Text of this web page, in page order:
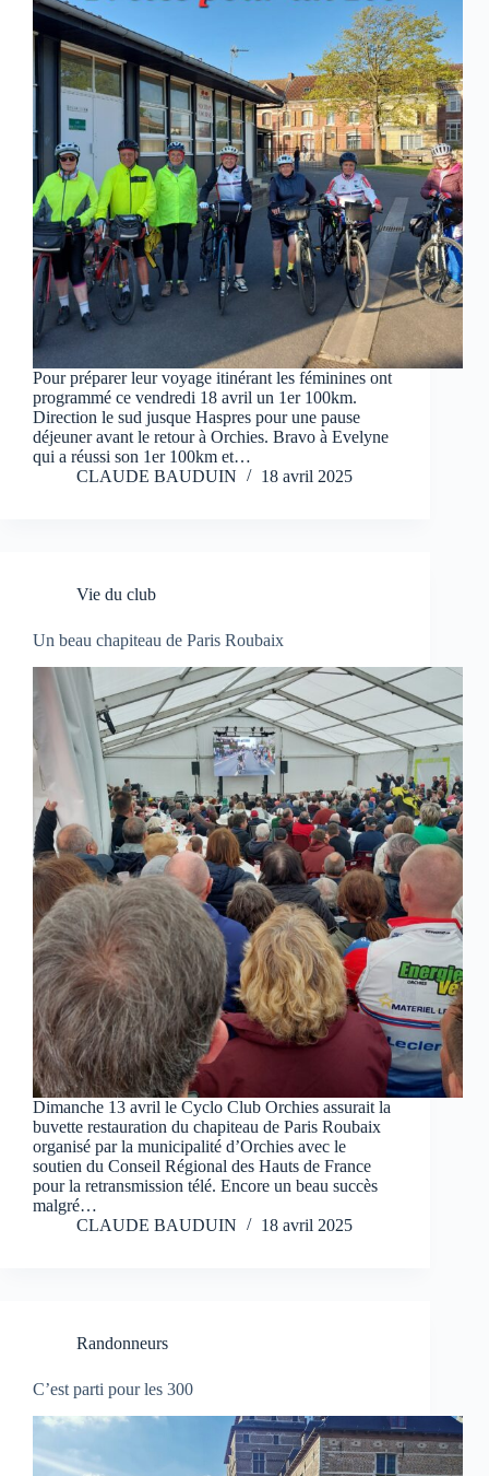
Pour préparer leur voyage itinérant les féminines ont
programmé ce vendredi 18 avril un 1er 100km.
Direction le sud jusque Haspres pour une pause
déjeuner avant le retour à Orchies. Bravo à Evelyne
qui a réussi son 1er 100km et…
CLAUDE BAUDUIN
18 avril 2025
Vie du club
Un beau chapiteau de Paris Roubaix
Dimanche 13 avril le Cyclo Club Orchies assurait la
buvette restauration du chapiteau de Paris Roubaix
organisé par la municipalité d’Orchies avec le
soutien du Conseil Régional des Hauts de France
pour la retransmission télé. Encore un beau succès
malgré…
CLAUDE BAUDUIN
18 avril 2025
Randonneurs
C’est parti pour les 300